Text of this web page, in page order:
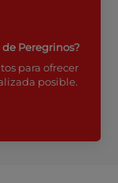
Peregrinos?
para ofrecer
posible.